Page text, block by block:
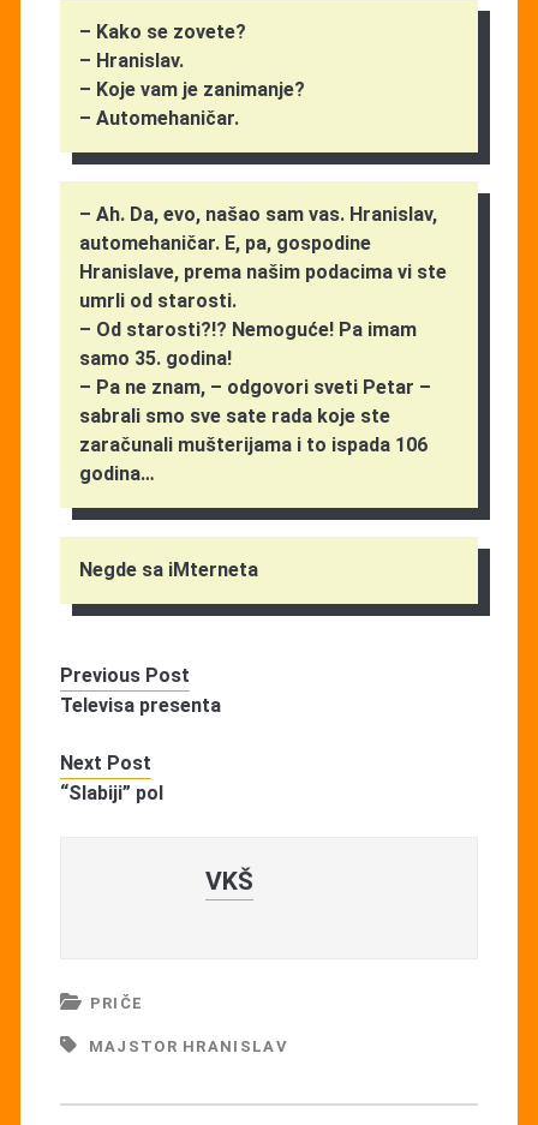
– Kako se zovete?
– Hranislav.
– Koje vam je zanimanje?
– Automehaničar.
– Ah. Da, evo, našao sam vas. Hranislav,
automehaničar. E, pa, gospodine
Hranislave, prema našim podacima vi ste
umrli od starosti.
– Od starosti?!? Nemoguće! Pa imam
samo 35. godina!
– Pa ne znam, – odgovori sveti Petar –
sabrali smo sve sate rada koje ste
zaračunali mušterijama i to ispada 106
godina…
Negde sa iMterneta
Previous Post
Televisa presenta
Next Post
“Slabiji” pol
VKŠ
PRIČE
MAJSTOR HRANISLAV